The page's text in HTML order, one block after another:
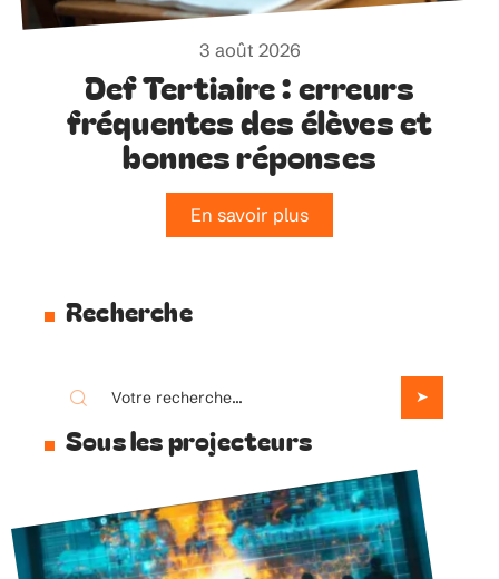
3 août 2026
Def Tertiaire : erreurs
fréquentes des élèves et
bonnes réponses
En savoir plus
Recherche
Sous les projecteurs